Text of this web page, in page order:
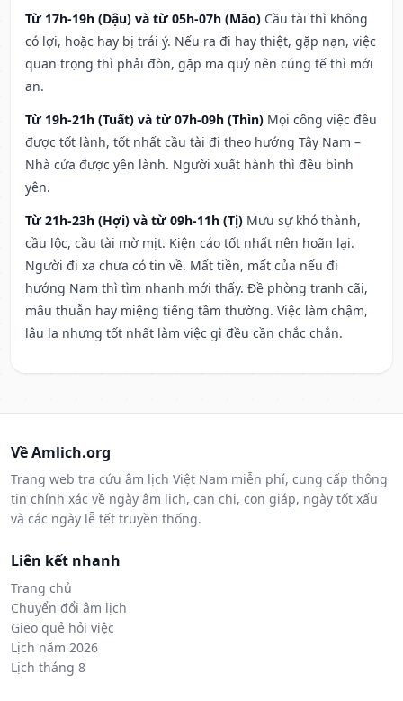
Từ 17h-19h (Dậu) và từ 05h-07h (Mão) Cầu tài thì không
có lợi, hoặc hay bị trái ý. Nếu ra đi hay thiệt, gặp nạn, việc
quan trọng thì phải đòn, gặp ma quỷ nên cúng tế thì mới
an.
Từ 19h-21h (Tuất) và từ 07h-09h (Thìn) Mọi công việc đều
được tốt lành, tốt nhất cầu tài đi theo hướng Tây Nam –
Nhà cửa được yên lành. Người xuất hành thì đều bình
yên.
Từ 21h-23h (Hợi) và từ 09h-11h (Tị) Mưu sự khó thành,
cầu lộc, cầu tài mờ mịt. Kiện cáo tốt nhất nên hoãn lại.
Người đi xa chưa có tin về. Mất tiền, mất của nếu đi
hướng Nam thì tìm nhanh mới thấy. Đề phòng tranh cãi,
mâu thuẫn hay miệng tiếng tầm thường. Việc làm chậm,
lâu la nhưng tốt nhất làm việc gì đều cần chắc chắn.
Về Amlich.org
Trang web tra cứu âm lịch Việt Nam miễn phí, cung cấp thông
tin chính xác về ngày âm lịch, can chi, con giáp, ngày tốt xấu
và các ngày lễ tết truyền thống.
Liên kết nhanh
Trang chủ
Chuyển đổi âm lịch
Gieo quẻ hỏi việc
Lịch năm 2026
Lịch tháng 8